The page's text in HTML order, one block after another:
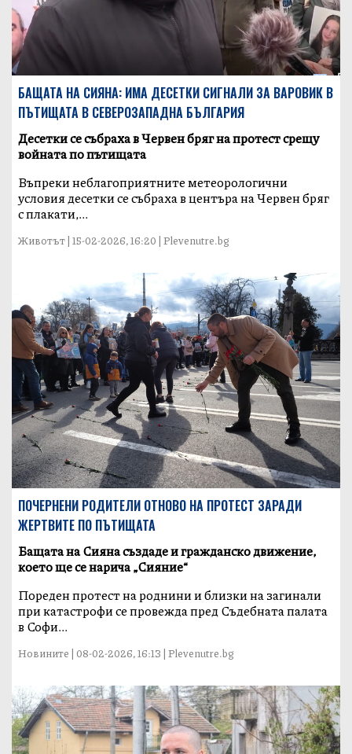
БАЩАТА НА СИЯНА: ИМА ДЕСЕТКИ СИГНАЛИ ЗА ВАРОВИК В
ПЪТИЩАТА В СЕВЕРОЗАПАДНА БЪЛГАРИЯ
Десетки се събраха в Червен бряг на протест срещу
войната по пътищата
Въпреки неблагоприятните метеорологични
условия десетки се събраха в центъра на Червен бряг
с плакати,...
Животът | 15-02-2026, 16:20 | Plevenutre.bg
ПОЧЕРНЕНИ РОДИТЕЛИ ОТНОВО НА ПРОТЕСТ ЗАРАДИ
ЖЕРТВИТЕ ПО ПЪТИЩАТА
Бащата на Сияна създаде и гражданско движение,
което ще се нарича „Сияние“
Пореден протест на роднини и близки на загинали
при катастрофи се провежда пред Съдебната палата
в Софи...
Новините | 08-02-2026, 16:13 | Plevenutre.bg